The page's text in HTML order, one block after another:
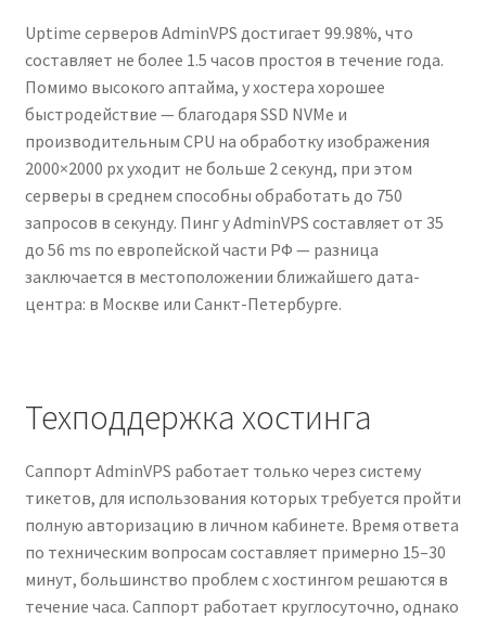
Uptime серверов AdminVPS достигает 99.98%, что
составляет не более 1.5 часов простоя в течение года.
Помимо высокого аптайма, у хостера хорошее
быстродействие — благодаря SSD NVMe и
производительным CPU на обработку изображения
2000×2000 px уходит не больше 2 секунд, при этом
серверы в среднем способны обработать до 750
запросов в секунду. Пинг у AdminVPS составляет от 35
до 56 ms по европейской части РФ — разница
заключается в местоположении ближайшего дата-
центра: в Москве или Санкт-Петербурге.
Техподдержка хостинга
Саппорт AdminVPS работает только через систему
тикетов, для использования которых требуется пройти
полную авторизацию в личном кабинете. Время ответа
по техническим вопросам составляет примерно 15–30
минут, большинство проблем с хостингом решаются в
течение часа. Саппорт работает круглосуточно, однако